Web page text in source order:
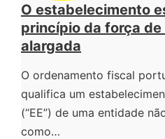
O estabelecimento
princípio da força
alargada
O ordenamento fiscal
qualifica um
(“EE”) de uma entidade
como…